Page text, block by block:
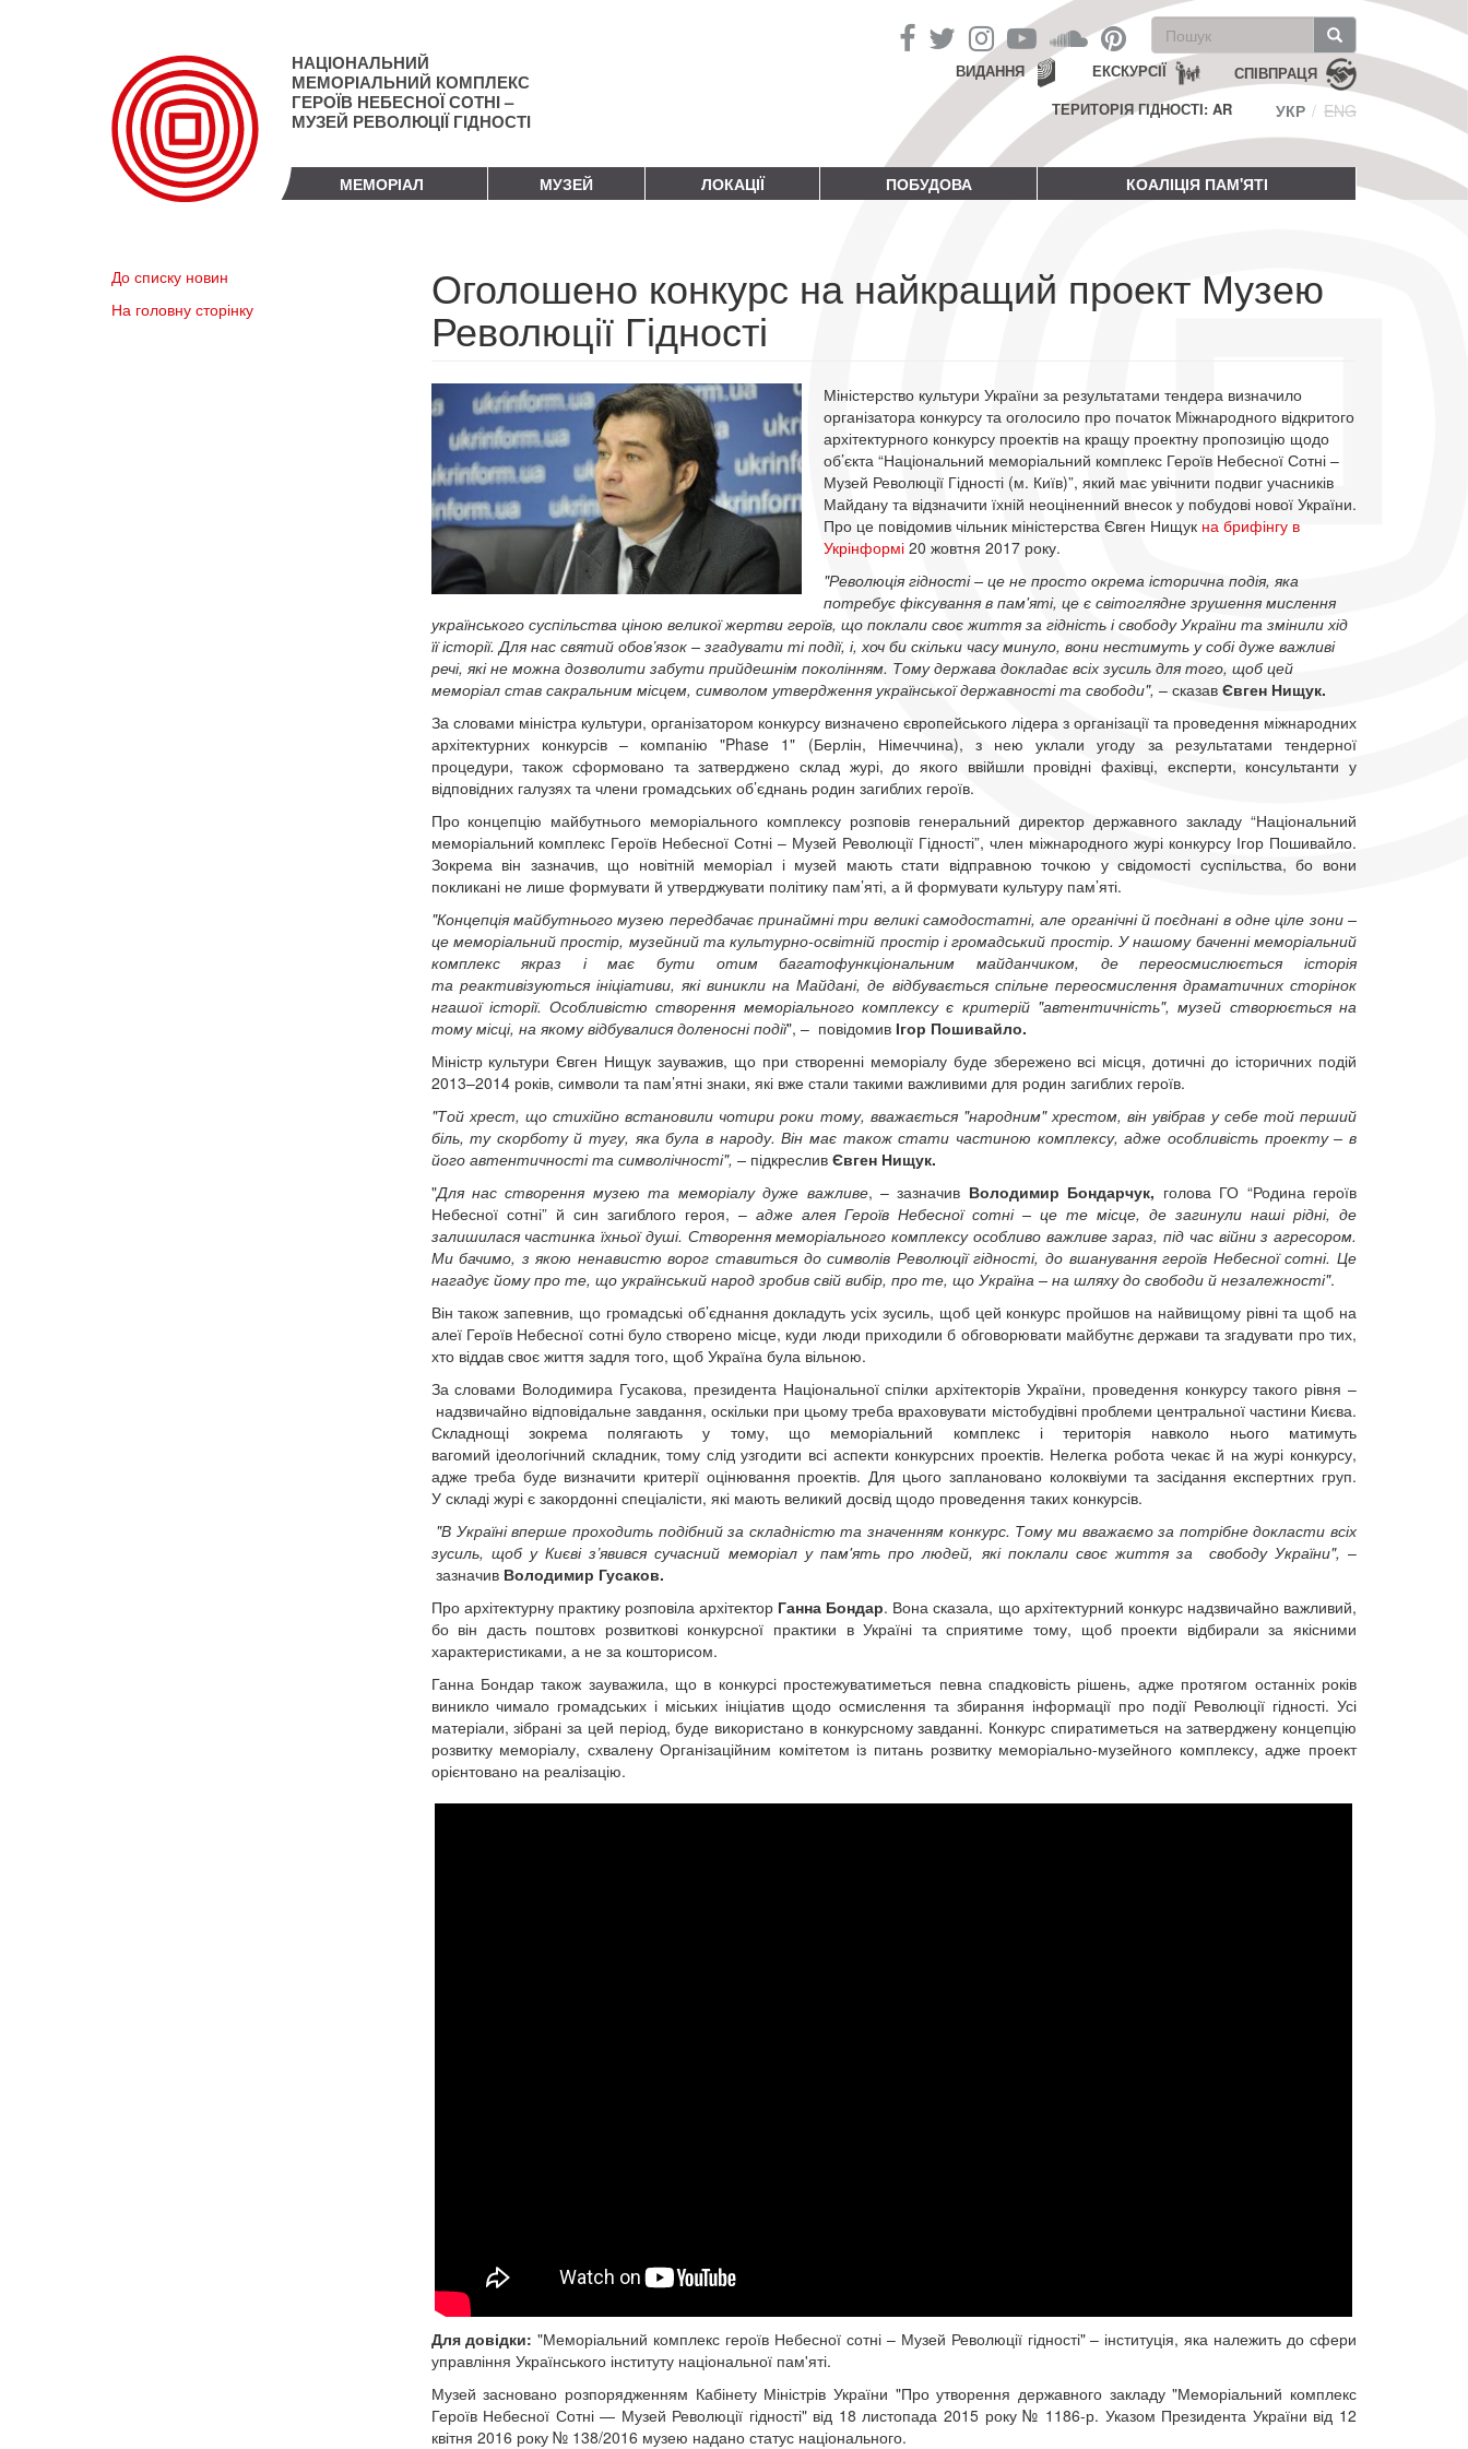
НАЦІОНАЛЬНИЙ
МЕМОРІАЛЬНИЙ КОМПЛЕКС
ГЕРОЇВ НЕБЕСНОЇ СОТНІ –
МУЗЕЙ РЕВОЛЮЦІЇ ГІДНОСТІ
Пошукова
форма
Пошук СПІВПРАЦЯ
ЕКСКУРСІЇ
ВИДАННЯ
ТЕРИТОРІЯ ГІДНОСТІ: AR
УКР ENG
МЕМОРІАЛ МУЗЕЙ ЛОКАЦІЇ ПОБУДОВА КОАЛІЦІЯ ПАМ'ЯТІ
До списку новин
На головну сторінку
Оголошено конкурс на найкращий проект Музею
Революції Гідності
Міністерство культури України за результатами тендера визначило
організатора конкурсу та оголосило про початок Міжнародного відкритого
архітектурного конкурсу проектів на кращу проектну пропозицію щодо
об’єкта “Національний меморіальний комплекс Героїв Небесної Сотні –
Музей Революції Гідності (м. Київ)”, який має увічнити подвиг учасників
Майдану та відзначити їхній неоціненний внесок у побудові нової України.
Про це повідомив чільник міністерства Євген Нищук на брифінгу в
Укрінформі20 жовтня 2017 року.
"Революція гідності – це не просто окрема історична подія, яка
потребує фіксування в пам'яті, це є світоглядне зрушення мислення
українського суспільства ціною великої жертви героїв, що поклали своє життя за гідність і свободу України та змінили хід
її історії. Для нас святий обов’язок – згадувати ті події, і, хоч би скільки часу минуло, вони нестимуть у собі дуже важливі
речі, які не можна дозволити забути прийдешнім поколінням. Тому держава докладає всіх зусиль для того, щоб цей
меморіал став сакральним місцем, символом утвердження української державності та свободи", – сказав Євген Нищук.
За словами міністра культури, організатором конкурсу визначено європейського лідера з організації та проведення міжнародних
архітектурних конкурсів – компанію "Phase 1" (Берлін, Німеччина), з нею уклали угоду за результатами тендерної
процедури, також сформовано та затверджено склад журі, до якого ввійшли провідні фахівці, експерти, консультанти у
відповідних галузях та члени громадських об’єднань родин загиблих героїв.
Про концепцію майбутнього меморіального комплексу розповів генеральний директор державного закладу “Національний
меморіальний комплекс Героїв Небесної Сотні – Музей Революції Гідності”, член міжнародного журі конкурсу Ігор Пошивайло.
Зокрема він зазначив, що новітній меморіал і музей мають стати відправною точкою у свідомості суспільства, бо вони
покликані не лише формувати й утверджувати політику пам’яті, а й формувати культуру пам’яті.
"Концепція майбутнього музею передбачає принаймні три великі самодостатні, але органічні й поєднані в одне ціле зони –
це меморіальний простір, музейний та культурно-освітній простір і громадський простір. У нашому баченні меморіальний
комплекс якраз і має бути отим багатофункціональним майданчиком, де переосмислюється історія
та реактивізуються ініціативи, які виникли на Майдані, де відбувається спільне переосмислення драматичних сторінок
нгашої історії. Особливістю створення меморіального комплексу є критерій "автентичність", музей створюється на
тому місці, на якому відбувалися доленосні події", – повідомив Ігор Пошивайло.
Міністр культури Євген Нищук зауважив, що при створенні меморіалу буде збережено всі місця, дотичні до історичних подій
2013–2014 років, символи та пам’ятні знаки, які вже стали такими важливими для родин загиблих героїв.
"Той хрест, що стихійно встановили чотири роки тому, вважається "народним" хрестом, він увібрав у себе той перший
біль, ту скорботу й тугу, яка була в народу. Він має також стати частиною комплексу, адже особливість проекту – в
його автентичності та символічності", –підкреслив Євген Нищук.
"Для нас створення музею та меморіалу дуже важливе, – зазначив Володимир Бондарчук, голова ГО “Родина героїв
Небесної сотні” й син загиблого героя, – адже алея Героїв Небесної сотні – це те місце, де загинули наші рідні, де
залишилася частинка їхньої душі. Створення меморіального комплексу особливо важливе зараз, під час війни з агресором.
Ми бачимо, з якою ненавистю ворог ставиться до символів Революції гідності, до вшанування героїв Небесної сотні. Це
нагадує йому про те, що український народ зробив свій вибір, про те, що Україна – на шляху до свободи й незалежності".
Він також запевнив, що громадські об’єднання докладуть усіх зусиль, щоб цей конкурс пройшов на найвищому рівні та щоб на
алеї Героїв Небесної сотні було створено місце, куди люди приходили б обговорювати майбутнє держави та згадувати про тих,
хто віддав своє життя задля того, щоб Україна була вільною.
За словами Володимира Гусакова, президента Національної спілки архітекторів України, проведення конкурсу такого рівня –
надзвичайно відповідальне завдання, оскільки при цьому треба враховувати містобудівні проблеми центральної частини Києва.
Складнощі зокрема полягають у тому, що меморіальний комплекс і територія навколо нього матимуть
вагомий ідеологічний складник, тому слід узгодити всі аспекти конкурсних проектів. Нелегка робота чекає й на журі конкурсу,
адже треба буде визначити критерії оцінювання проектів. Для цього заплановано колоквіуми та засідання експертних груп.
У складі журі є закордонні спеціалісти, які мають великий досвід щодо проведення таких конкурсів.
"В Україні вперше проходить подібний за складністю та значенням конкурс. Тому ми вважаємо за потрібне докласти всіх
зусиль, щоб у Києві з’явився сучасний меморіал у пам'ять про людей, які поклали своє життя за свободу України", –
зазначив Володимир Гусаков.
Про архітектурну практику розповіла архітектор Ганна Бондар. Вона сказала, що архітектурний конкурс надзвичайно важливий,
бо він дасть поштовх розвиткові конкурсної практики в Україні та сприятиме тому, щоб проекти відбирали за якісними
характеристиками, а не за кошторисом.
Ганна Бондар також зауважила, що в конкурсі простежуватиметься певна спадковість рішень, адже протягом останніх років
виникло чимало громадських і міських ініціатив щодо осмислення та збирання інформації про події Революції гідності. Усі
матеріали, зібрані за цей період, буде використано в конкурсному завданні. Конкурс спиратиметься на затверджену концепцію
розвитку меморіалу, схвалену Організаційним комітетом із питань розвитку меморіально-музейного комплексу, адже проект
орієнтовано на реалізацію.
Для довідки: "Меморіальний комплекс героїв Небесної сотні – Музей Революції гідності" – інституція, яка належить до сфери
управління Українського інституту національної пам'яті.
Музей засновано розпорядженням Кабінету Міністрів України "Про утворення державного закладу "Меморіальний комплекс
Героїв Небесної Сотні — Музей Революції гідності" від 18 листопада 2015 року № 1186-р. Указом Президента України від 12
квітня 2016 року № 138/2016 музею надано статус національного.